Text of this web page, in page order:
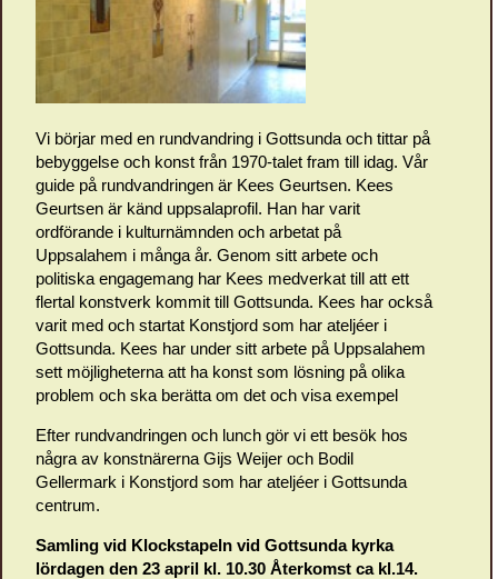
Vi börjar med en rundvandring i Gottsunda och tittar på
bebyggelse och konst från 1970-talet fram till idag. Vår
guide på rundvandringen är Kees Geurtsen. Kees
Geurtsen är känd uppsalaprofil. Han har varit
ordförande i kulturnämnden och arbetat på
Uppsalahem i många år. Genom sitt arbete och
politiska engagemang har Kees medverkat till att ett
flertal konstverk kommit till Gottsunda. Kees har också
varit med och startat Konstjord som har ateljéer i
Gottsunda. Kees har under sitt arbete på Uppsalahem
sett möjligheterna att ha konst som lösning på olika
problem och ska berätta om det och visa exempel
Efter rundvandringen och lunch gör vi ett besök hos
några av konstnärerna Gijs Weijer och Bodil
Gellermark i Konstjord som har ateljéer i Gottsunda
centrum.
Samling vid Klockstapeln vid Gottsunda kyrka
lördagen den 23 april kl. 10.30 Återkomst ca kl.14.